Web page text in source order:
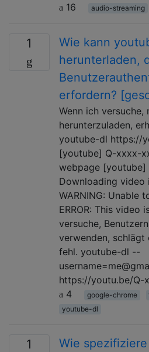
16
audio-streaming
1
Wie kann
herunterladen,
erfordern?
Wenn ich
herunterzuladen,
youtube-dl https://
[youtube] Q-xxxx-
webpage
Downloading video
WARNING: Unable
ERROR: This video
versuche,
verwenden, schlägt
fehl. youtube-dl --
https://youtu.be/
4
google-chrome
youtube-dl
1
Wie